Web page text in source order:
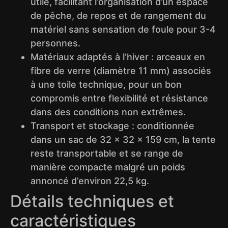
de pêche, de repos et de rangement du
matériel sans sensation de foule pour 3-4
personnes.
Matériaux adaptés à l’hiver : arceaux en
fibre de verre (diamètre 11 mm) associés
à une toile technique, pour un bon
compromis entre flexibilité et résistance
dans des conditions non extrêmes.
Transport et stockage : conditionnée
dans un sac de 32 × 32 × 159 cm, la tente
reste transportable et se range de
manière compacte malgré un poids
annoncé d’environ 22,5 kg.
Détails techniques et
caractéristiques